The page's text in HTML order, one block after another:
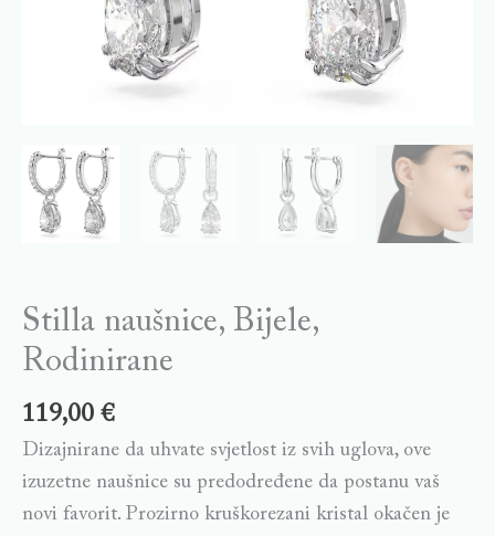
Stilla naušnice, Bijele,
Rodinirane
119,00 €
Dizajnirane da uhvate svjetlost iz svih uglova, ove
izuzetne naušnice su predodređene da postanu vaš
novi favorit. Prozirno kruškorezani kristal okačen je